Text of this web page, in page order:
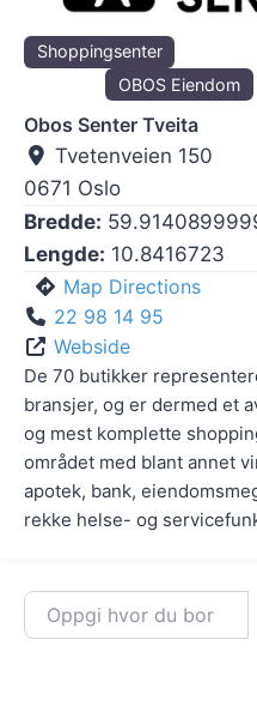
Oppgi hvor du bor
Shoppingsenter
OBOS Eiendom
Obos Senter Tveita
Tvetenveien 150
0671 Oslo
Bredde:
Lengde: 10.8416723
Map Directions
22 98 14 95
Webside
De 70 butikker
bransjer, og er dermed et
og mest komplette
området med blant annet
apotek, bank,
rekke helse- og